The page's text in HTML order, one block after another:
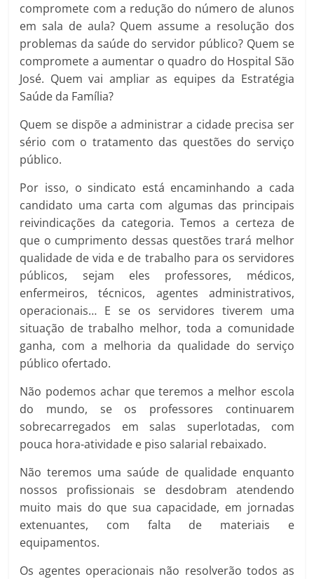
compromete com a redução do número de alunos
em sala de aula? Quem assume a resolução dos
problemas da saúde do servidor público? Quem se
compromete a aumentar o quadro do Hospital São
José. Quem vai ampliar as equipes da Estratégia
Saúde da Família?
Quem se dispõe a administrar a cidade precisa ser
sério com o tratamento das questões do serviço
público.
Por isso, o sindicato está encaminhando a cada
candidato uma carta com algumas das principais
reivindicações da categoria. Temos a certeza de
que o cumprimento dessas questões trará melhor
qualidade de vida e de trabalho para os servidores
públicos, sejam eles professores, médicos,
enfermeiros, técnicos, agentes administrativos,
operacionais… E se os servidores tiverem uma
situação de trabalho melhor, toda a comunidade
ganha, com a melhoria da qualidade do serviço
público ofertado.
Não podemos achar que teremos a melhor escola
do mundo, se os professores continuarem
sobrecarregados em salas superlotadas, com
pouca hora-atividade e piso salarial rebaixado.
Não teremos uma saúde de qualidade enquanto
nossos profissionais se desdobram atendendo
muito mais do que sua capacidade, em jornadas
extenuantes, com falta de materiais e
equipamentos.
Os agentes operacionais não resolverão todos as